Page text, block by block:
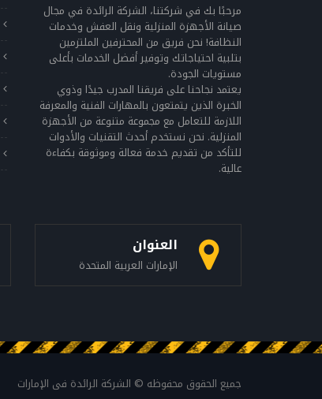
مرحبًا بك في شركتنا، الشركة الرائدة في مجال
صيانة الأجهزة المنزلية ونقل العفش وخدمات
النظافة! نحن فريق من المحترفين الملتزمين
بتلبية احتياجاتك وتوفير أفضل الخدمات بأعلى
مستويات الجودة.
يعتمد نجاحنا على فريقنا المدرب جيدًا وذوي
الخبرة الذين يتمتعون بالمهارات الفنية والمعرفة
اللازمة للتعامل مع مجموعة متنوعة من الأجهزة
المنزلية. نحن نستخدم أحدث التقنيات والأدوات
للتأكد من تقديم خدمة فعالة وموثوقة بكفاءة
عالية.
العنوان
الإمارات العربية المتحدة
جميع الحقوق محفوظه © الشركة الرائدة فى الإمارات